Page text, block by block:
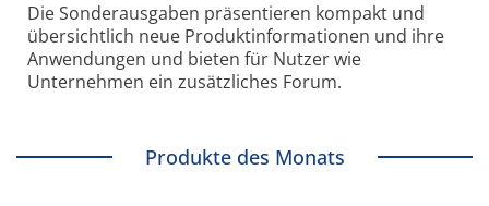
Die Sonder­ausgaben präsentieren kompakt und
übersichtlich neue Produkt­informationen und ihre
Anwendungen und bieten für Nutzer wie
Unternehmen ein zusätzliches Forum.
Produkte des Monats